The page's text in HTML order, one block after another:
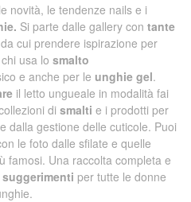
novità, le tendenze nails e i
Si parte dalle gallery con tante
cui prendere ispirazione per
usa lo smalto
e anche per le unghie gel.
il letto ungueale in modalità fai
di smalti e i prodotti per
dalla gestione delle cuticole. Puoi
le foto dalle sfilate e quelle
famosi. Una raccolta completa e
suggerimenti per tutte le donne